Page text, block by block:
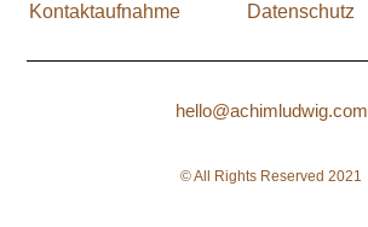
Kontaktaufnahme Datenschutz
hello@achimludwig.com
© All Rights Reserved 2021